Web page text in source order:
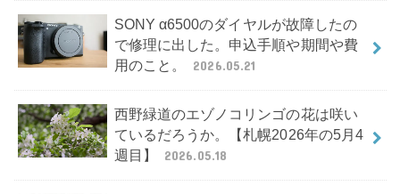
SONY α6500のダイヤルが故障したの
で修理に出した。申込手順や期間や費
用のこと。
2026.05.21
西野緑道のエゾノコリンゴの花は咲い
ているだろうか。【札幌2026年の5月4
週目】
2026.05.18